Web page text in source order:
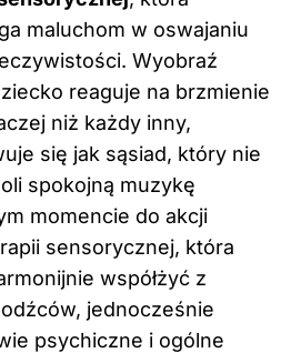
maluchom w oswajaniu
Wyobraź
reaguje na brzmienie
niż każdy inny,
się jak sąsiad, który nie
spokojną muzykę
momencie do akcji
sensorycznej, która
współżyć z
jednocześnie
psychiczne i ogólne